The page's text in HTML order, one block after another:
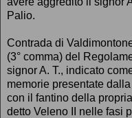
Palio.
Contrada di
(3° comma) del
signor A. T., indicato
memorie presentate
con il fantino della
detto Veleno II nelle fasi